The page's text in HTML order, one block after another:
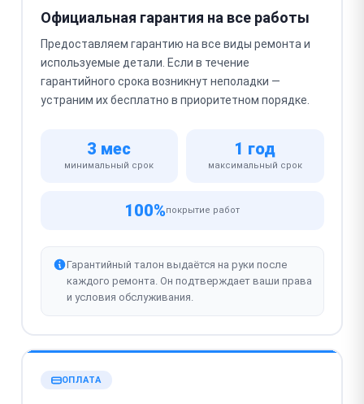
Официальная гарантия на все работы
Предоставляем гарантию на все виды ремонта и
используемые детали. Если в течение
гарантийного срока возникнут неполадки —
устраним их бесплатно в приоритетном порядке.
3 мес
минимальный срок
1 год
максимальный срок
100%покрытие работ
Гарантийный талон выдаётся на руки после
каждого ремонта. Он подтверждает ваши права
и условия обслуживания.
ОПЛАТА